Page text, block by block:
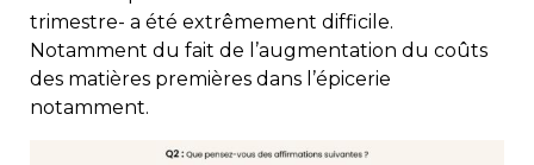
trimestre- a été extrêmement difficile.
Notamment du fait de l’augmentation du coûts
des matières premières dans l’épicerie
notamment.